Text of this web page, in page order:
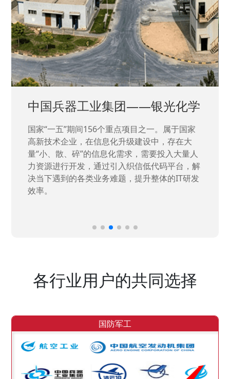
中国兵器工业集团——银光化学
国家“一五”期间156个重点项目之一。属于国家
高新技术企业，在信息化升级建设中，存在大
量“小、散、碎”的信息化需求，需要投入大量人
力资源进行开发，通过引入织信低代码平台，解
决当下遇到的各类业务难题，提升整体的IT研发
效率。
各行业用户的共同选择
国防军工